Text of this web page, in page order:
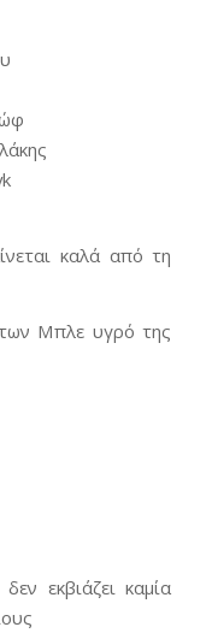
καλά από τη
Μπλε υγρό της
εκβιάζει καμία